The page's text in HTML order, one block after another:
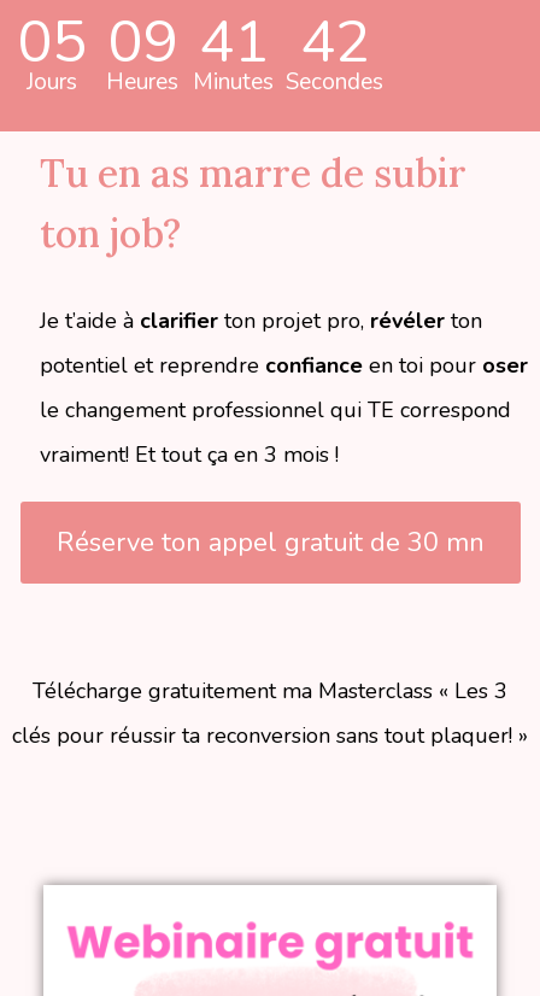
05
Jours 09
Heures 41
Minutes 41
Secondes
Tu en as marre de subir
ton job?
Je t’aide à clarifier ton projet pro, révéler ton
potentiel et reprendre confiance en toi pour oser
le changement professionnel qui TE correspond
vraiment! Et tout ça en 3 mois !
Réserve ton appel gratuit de 30 mn
Télécharge gratuitement ma Masterclass « Les 3
clés pour réussir ta reconversion sans tout plaquer! »